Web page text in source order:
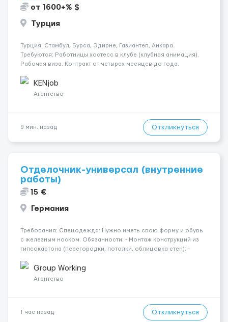
от 1600+% $
Турция
Турция: Стамбул, Бурса, Эдирне, Газиантеп, Анкара.
Требуются: Работницы хостесc в клубе (клубная анимация).
Рабочая виза. Контракт от четырех месяцев до года.
страховка. Высокая зарплата + %. Легально. Безопасно.
*Коммуникабел...
KENjob
Агентство
9 мин. назад Откликнуться
Отделочник-универсал (внутренние
работы)
15 €
Германия
Требования: Спецодежда: Нужно иметь свою форму и обувь
с железным носком. Обязанности: - Монтаж конструкций из
гипсокартона (перегородки, потолки, облицовка стен); -
малярных работ (шпатлевка, грунтовка, покраска); -
Штукатурные работы ...
Group Working
Агентство
1 час назад Откликнуться